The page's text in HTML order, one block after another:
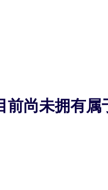
前尚未拥有属